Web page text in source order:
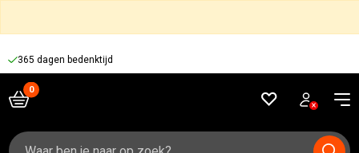
365 dagen bedenktijd
Zoeken